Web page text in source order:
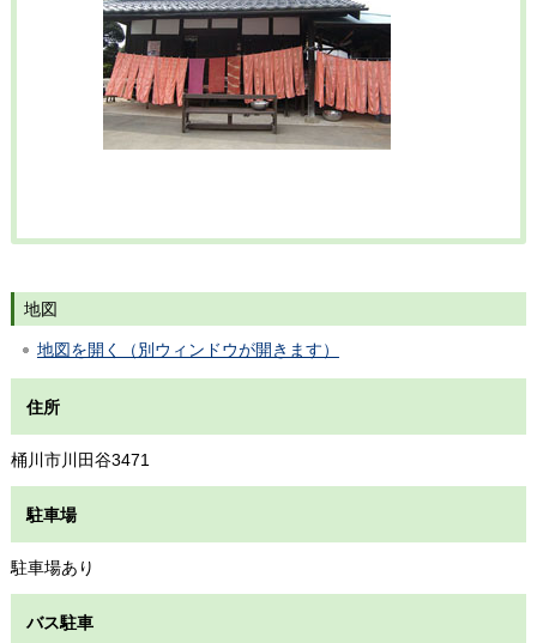
地図
地図を開く（別ウィンドウが開きます）
住所
桶川市川田谷3471
駐車場
駐車場あり
バス駐車